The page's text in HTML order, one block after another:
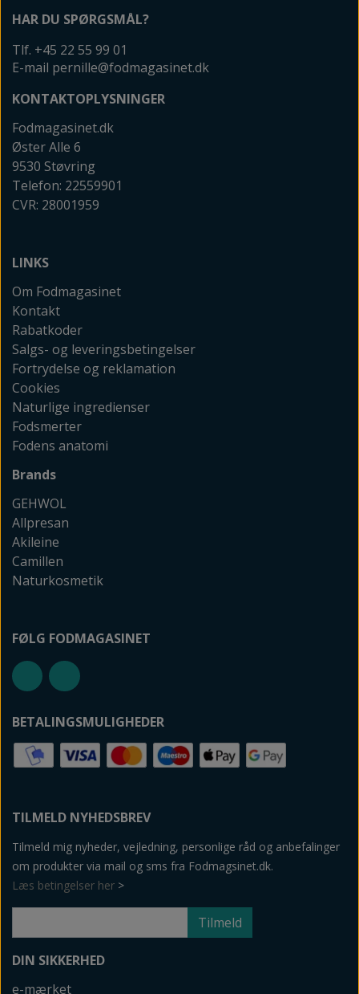
HAR DU SPØRGSMÅL?
Tlf. +45 22 55 99 01
E-mail pernille@fodmagasinet.dk
KONTAKTOPLYSNINGER
Fodmagasinet.dk
Øster Alle 6
9530 Støvring
Telefon: 22559901
CVR: 28001959
LINKS
Om Fodmagasinet
Kontakt
Rabatkoder
Salgs- og leveringsbetingelser
Fortrydelse og reklamation
Cookies
Naturlige ingredienser
Fodsmerter
Fodens anatomi
Brands
GEHWOL
Allpresan
Akileine
Camillen
Naturkosmetik
FØLG FODMAGASINET
BETALINGSMULIGHEDER
TILMELD NYHEDSBREV
Tilmeld mig nyheder, vejledning, personlige råd og anbefalinger
om produkter via mail og sms fra Fodmagsinet.dk.
Læs betingelser her >
Tilmeld
DIN SIKKERHED
e-mærket